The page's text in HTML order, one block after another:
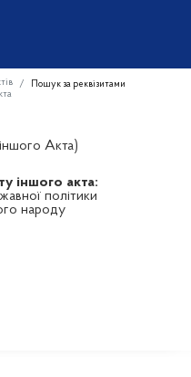
Пошук за реквізитами
Акта)
іншого акта:
політики
народу